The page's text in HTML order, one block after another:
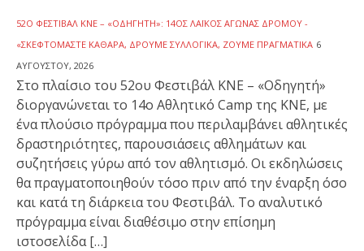
52Ο ΦΕΣΤΙΒΆΛ ΚΝΕ – «ΟΔΗΓΗΤΉ»: 14ΟΣ ΛΑΪΚΌΣ ΑΓΏΝΑΣ ΔΡΌΜΟΥ -
«ΣΚΕΦΤΌΜΑΣΤΕ ΚΑΘΑΡΆ, ΔΡΟΎΜΕ ΣΥΛΛΟΓΙΚΆ, ΖΟΎΜΕ ΠΡΑΓΜΑΤΙΚΆ 6
ΑΥΓΟΎΣΤΟΥ, 2026
Στο πλαίσιο του 52ου Φεστιβάλ ΚΝΕ – «Οδηγητή»
διοργανώνεται το 14ο Αθλητικό Camp της ΚΝΕ, με
ένα πλούσιο πρόγραμμα που περιλαμβάνει αθλητικές
δραστηριότητες, παρουσιάσεις αθλημάτων και
συζητήσεις γύρω από τον αθλητισμό. Οι εκδηλώσεις
θα πραγματοποιηθούν τόσο πριν από την έναρξη όσο
και κατά τη διάρκεια του Φεστιβάλ. Το αναλυτικό
πρόγραμμα είναι διαθέσιμο στην επίσημη
ιστοσελίδα […]